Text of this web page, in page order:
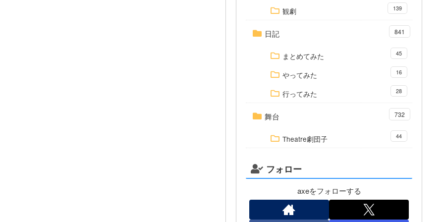
観劇 139
日記 841
まとめてみた 45
やってみた 16
行ってみた 28
舞台 732
Theatre劇団子 44
フォロー
axeをフォローする